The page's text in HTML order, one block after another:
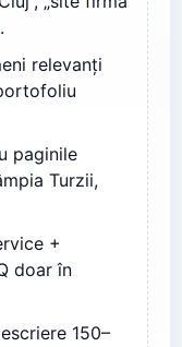
relevanți
paginile
Turzii,
+
doar în
150–